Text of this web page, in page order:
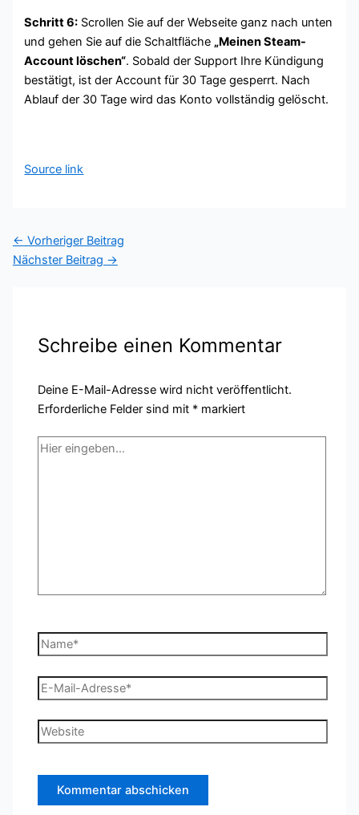
Schritt 6: Scrollen Sie auf der Webseite ganz nach unten
und gehen Sie auf die Schaltfläche „Meinen Steam-
Account löschen“. Sobald der Support Ihre Kündigung
bestätigt, ist der Account für 30 Tage gesperrt. Nach
Ablauf der 30 Tage wird das Konto vollständig gelöscht.
Source link
← Vorheriger Beitrag
Nächster Beitrag →
Schreibe einen Kommentar
Deine E-Mail-Adresse wird nicht veröffentlicht.
Erforderliche Felder sind mit * markiert
Hier
Name*
E-
Mail-
Adresse*
Website